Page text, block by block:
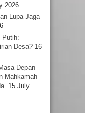
2026
Lupa Jaga
Putih:
Desa? 16
Depan
Mahkamah
15 July